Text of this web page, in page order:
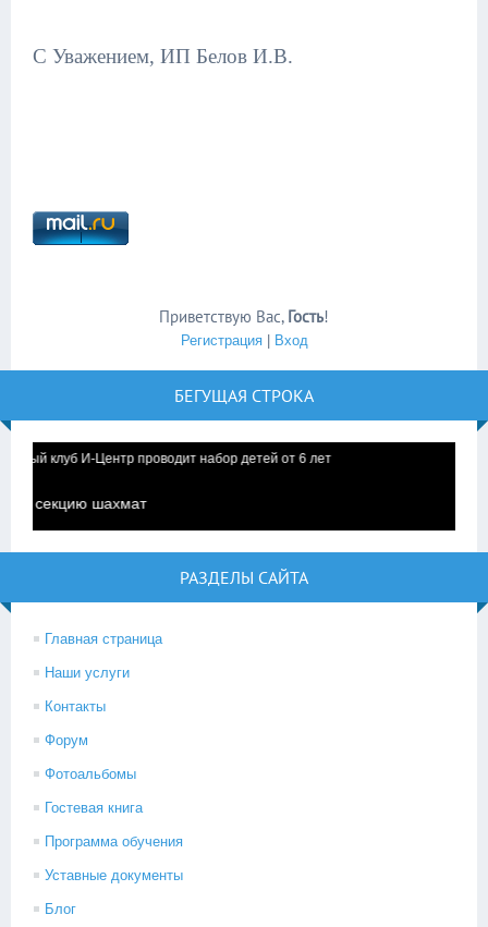
С Уважением, ИП Белов И.В.
Приветствую Вас, Гость!
Регистрация| Вход
БЕГУЩАЯ СТРОКА
клуб И-Центр проводит набор детей от 6 лет
шахмат
РАЗДЕЛЫ САЙТА
Главная страница
Наши услуги
Контакты
Форум
Фотоальбомы
Гостевая книга
Программа обучения
Уставные документы
Блог